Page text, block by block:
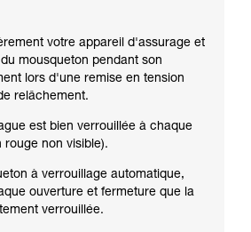
votre appareil d'assurage et
mousqueton pendant son
lors d'une remise en tension
relâchement.
est bien verrouillée à chaque
rouge non visible).
à verrouillage automatique,
ouverture et fermeture que la
verrouillée.